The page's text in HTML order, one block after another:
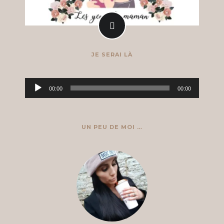
JE SERAI LÀ
Lecteur
audio
00:00 00:00
UN PEU DE MOI …